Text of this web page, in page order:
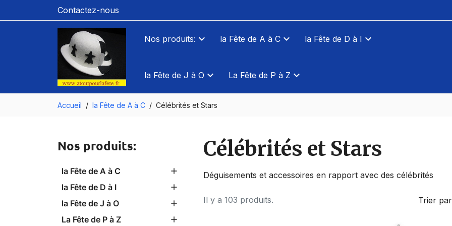
Contactez-nous
Nos produits: la Fête de A à C la Fête de D à I
la Fête de J à O La Fête de P à Z
Accueil la Fête de A à C Célébrités et Stars
Nos produits:
la Fête de A à C
la Fête de D à I
la Fête de J à O
La Fête de P à Z
Célébrités et Stars
Déguisements et accessoires en rapport avec des célébrités
Il y a 103 produits. Trier